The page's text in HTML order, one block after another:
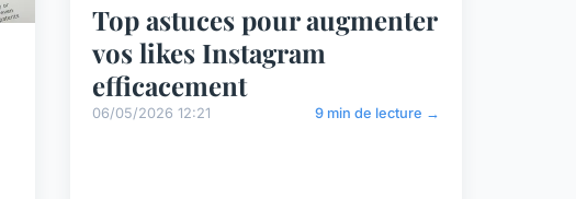
Top astuces pour augmenter
vos likes Instagram
efficacement
06/05/2026 12:21 9 min de lecture →